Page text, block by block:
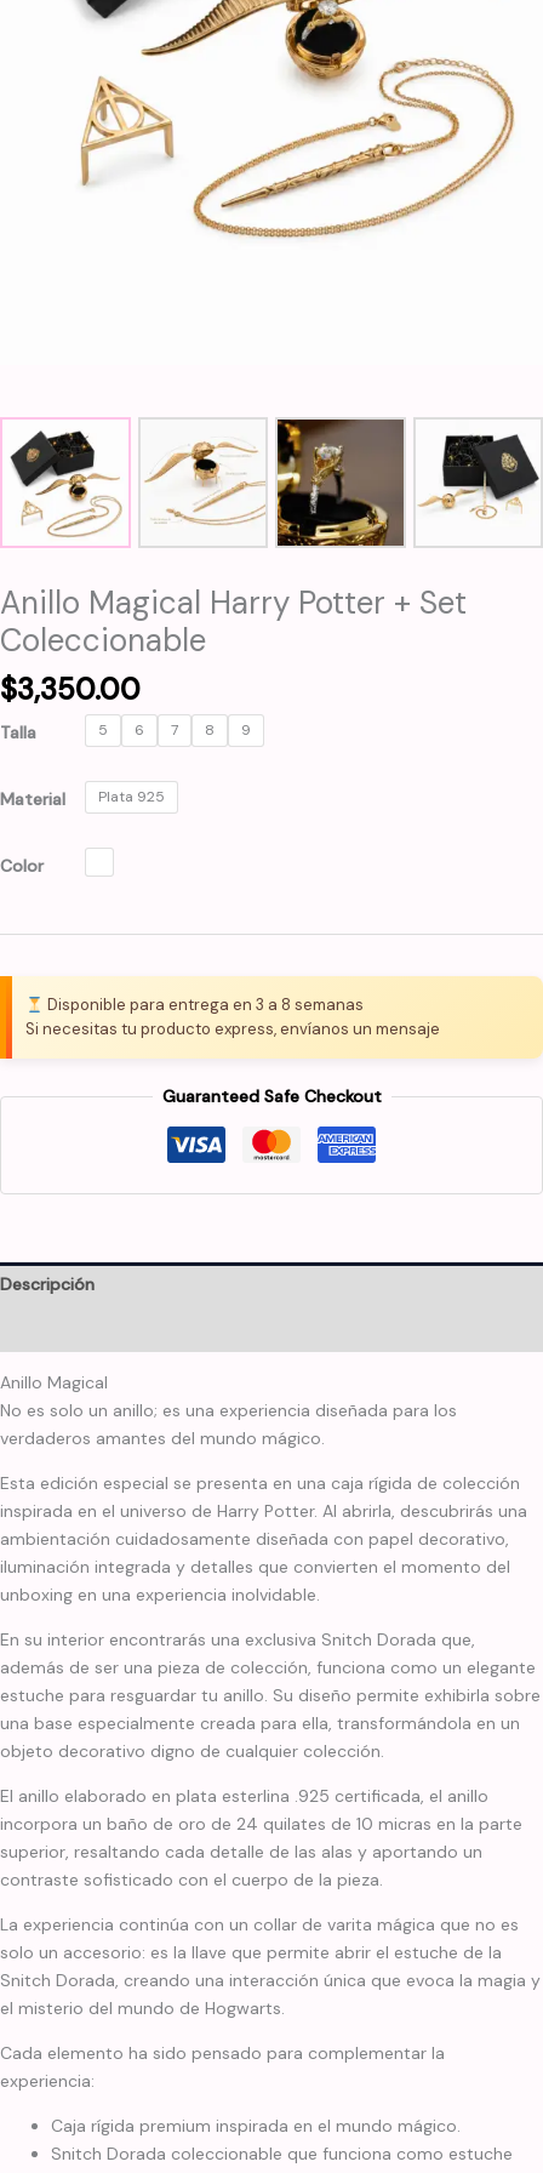
Anillo Magical Harry Potter + Set
Coleccionable
$3,350.00
Talla 5 6 7 8 9
Material Plata 925
Color
Disponible para entrega en 3 a 8 semanas
Si necesitas tu producto express, envíanos un mensaje
Guaranteed Safe Checkout
Descripción
Anillo Magical
No es solo un anillo; es una experiencia diseñada para los
verdaderos amantes del mundo mágico.
Esta edición especial se presenta en una caja rígida de colección
inspirada en el universo de Harry Potter. Al abrirla, descubrirás una
ambientación cuidadosamente diseñada con papel decorativo,
iluminación integrada y detalles que convierten el momento del
unboxing en una experiencia inolvidable.
En su interior encontrarás una exclusiva Snitch Dorada que,
además de ser una pieza de colección, funciona como un elegante
estuche para resguardar tu anillo. Su diseño permite exhibirla sobre
una base especialmente creada para ella, transformándola en un
objeto decorativo digno de cualquier colección.
El anillo elaborado en plata esterlina .925 certificada, el anillo
incorpora un baño de oro de 24 quilates de 10 micras en la parte
superior, resaltando cada detalle de las alas y aportando un
contraste sofisticado con el cuerpo de la pieza.
La experiencia continúa con un collar de varita mágica que no es
solo un accesorio: es la llave que permite abrir el estuche de la
Snitch Dorada, creando una interacción única que evoca la magia y
el misterio del mundo de Hogwarts.
Cada elemento ha sido pensado para complementar la
experiencia:
Caja rígida premium inspirada en el mundo mágico.
Snitch Dorada coleccionable que funciona como estuche